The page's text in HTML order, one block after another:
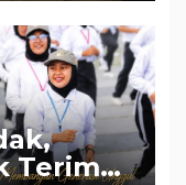
Terima